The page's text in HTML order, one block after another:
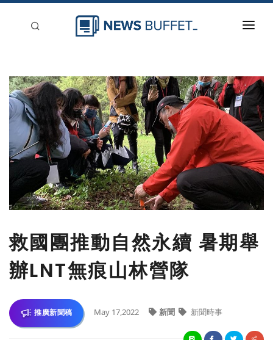
新聞稿分類
登入
刊登
救國團推動自然永續 暑期舉
辦LNT無痕山林營隊
推廣新聞稿 May 17,2022 新聞 新聞時事